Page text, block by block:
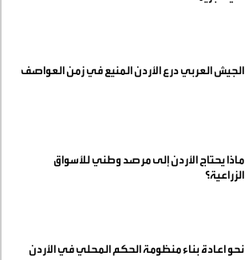
الجيش العربي درع الأردن المنيع في زمن العواصف
ماذا يحتاج الأردن إلى مرصد وطني للأسواق
الزراعية؟
نحو اعادة بناء منظومة الحكم المحلي في الأردن